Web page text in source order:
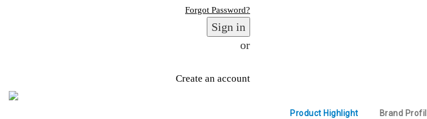
Forgot Password?
Sign in
or
Create an account
Product Highlight Brand